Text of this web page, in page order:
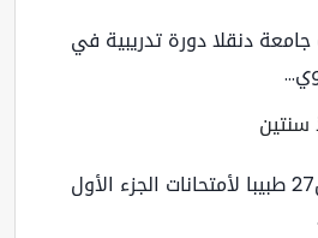
دنقلا دورة تدريبية في
طبيبا لأمتحانات الجزء الأول